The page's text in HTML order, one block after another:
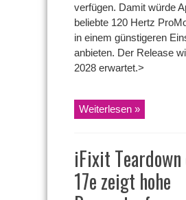
verfügen. Damit würde
beliebte 120 Hertz
in einem günstigeren
anbieten. Der Release
2028 erwartet.>
Weiterlesen »
iFixit Teardown
17e zeigt hohe